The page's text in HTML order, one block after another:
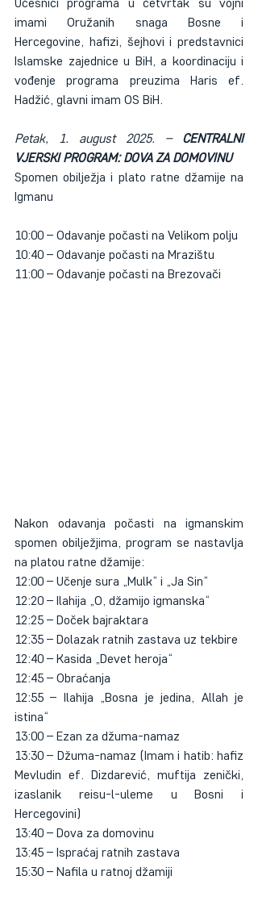
Učesnici programa u četvrtak su vojni
imami Oružanih snaga Bosne i
Hercegovine, hafizi, šejhovi i predstavnici
Islamske zajednice u BiH, a koordinaciju i
vođenje programa preuzima Haris ef.
Hadžić, glavni imam OS BiH.
Petak, 1. august 2025. – CENTRALNI
VJERSKI PROGRAM: DOVA ZA DOMOVINU
Spomen obilježja i plato ratne džamije na
Igmanu
10:00 – Odavanje počasti na Velikom polju
10:40 – Odavanje počasti na Mrazištu
11:00 – Odavanje počasti na Brezovači
Nakon odavanja počasti na igmanskim
spomen obilježjima, program se nastavlja
na platou ratne džamije:
12:00 – Učenje sura „Mulk“ i „Ja Sin“
12:20 – Ilahija „O, džamijo igmanska“
12:25 – Doček bajraktara
12:35 – Dolazak ratnih zastava uz tekbire
12:40 – Kasida „Devet heroja“
12:45 – Obraćanja
12:55 – Ilahija „Bosna je jedina, Allah je
istina“
13:00 – Ezan za džuma-namaz
13:30 – Džuma-namaz (Imam i hatib: hafiz
Mevludin ef. Dizdarević, muftija zenički,
izaslanik reisu-l-uleme u Bosni i
Hercegovini)
13:40 – Dova za domovinu
13:45 – Ispraćaj ratnih zastava
15:30 – Nafila u ratnoj džamiji